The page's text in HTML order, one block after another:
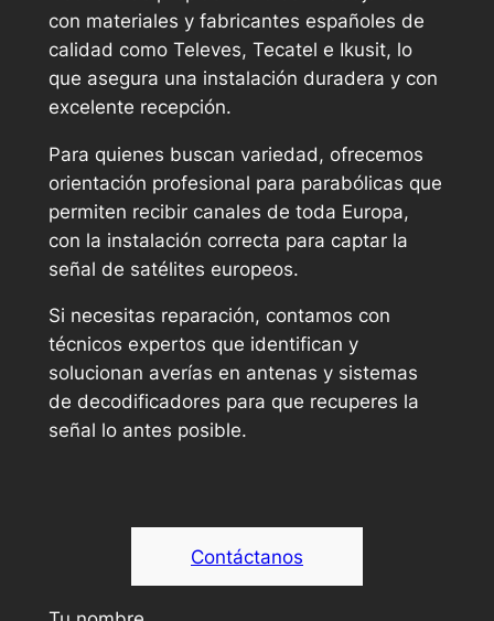
con materiales y fabricantes españoles de
calidad como Televes, Tecatel e Ikusit, lo
que asegura una instalación duradera y con
excelente recepción.
Para quienes buscan variedad, ofrecemos
orientación profesional para parabólicas que
permiten recibir canales de toda Europa,
con la instalación correcta para captar la
señal de satélites europeos.
Si necesitas reparación, contamos con
técnicos expertos que identifican y
solucionan averías en antenas y sistemas
de decodificadores para que recuperes la
señal lo antes posible.
Contáctanos